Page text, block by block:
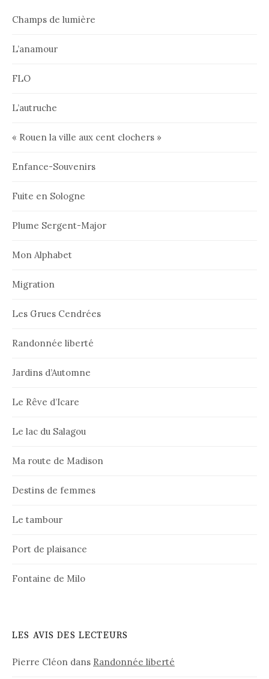
Champs de lumière
L’anamour
FLO
L’autruche
« Rouen la ville aux cent clochers »
Enfance-Souvenirs
Fuite en Sologne
Plume Sergent-Major
Mon Alphabet
Migration
Les Grues Cendrées
Randonnée liberté
Jardins d’Automne
Le Rêve d’Icare
Le lac du Salagou
Ma route de Madison
Destins de femmes
Le tambour
Port de plaisance
Fontaine de Milo
LES AVIS DES LECTEURS
Pierre Cléon dans Randonnée liberté